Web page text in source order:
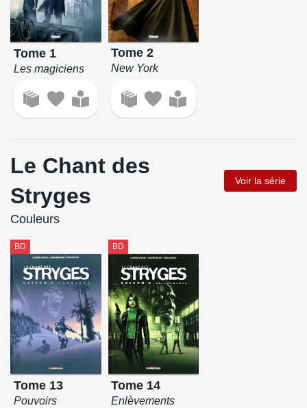
Tome 1
Les magiciens
Tome 2
New York
Le Chant des
Stryges
Voir la série
Couleurs
BD
Tome 13
Pouvoirs
BD
Tome 14
Enlèvements